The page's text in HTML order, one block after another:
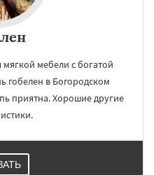
мебели с богатой
гобелен в Богородском
приятна. Хорошие другие